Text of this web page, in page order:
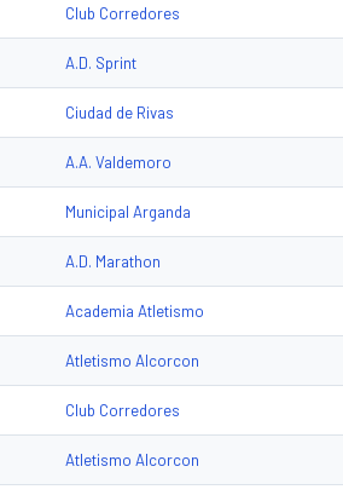
Club Corredores
A.D. Sprint
Ciudad de Rivas
A.A. Valdemoro
Municipal Arganda
A.D. Marathon
Academia Atletismo
Atletismo Alcorcon
Club Corredores
Atletismo Alcorcon